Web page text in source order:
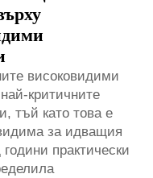
високовидими
критичните
тъй като това е
за идващия
практически